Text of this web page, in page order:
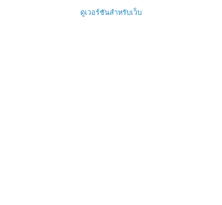
ดูเวอร์ชันสำหรับเว็บ